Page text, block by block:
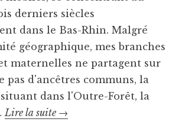
derniers siècles
dans le Bas-Rhin. Malgré
géographique, mes branches
maternelles ne partagent sur
pas d'ancêtres communs, la
dans l'Outre-Forêt, la
Lire la suite Un
→